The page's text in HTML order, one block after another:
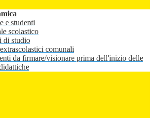
e studenti
scolastico
di studio
comunali
da firmare/visionare prima dell'inizio delle